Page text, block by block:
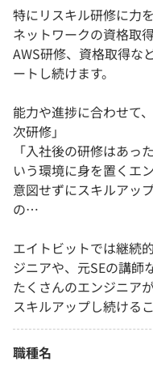
特にリスキル研修に力
ネットワークの資格取
AWS研修、資格取得な
ートし続けます。
能力や進捗に合わせて
次研修」
「入社後の研修はあっ
いう環境に身を置くエ
意図せずにスキルアッ
の…
エイトビットでは継続
ジニアや、元SEの講師
たくさんのエンジニア
スキルアップし続ける
職種名